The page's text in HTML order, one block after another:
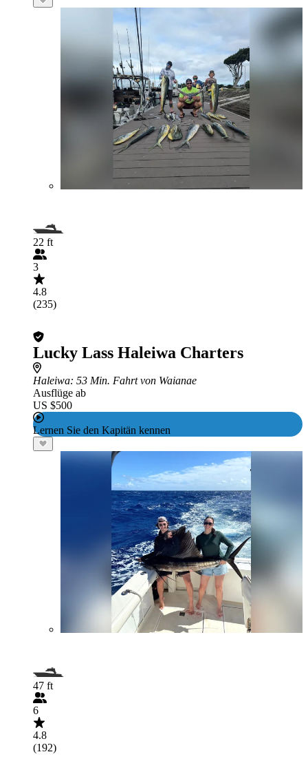
22 ft
3
4.8
(235)
Lucky Lass Haleiwa Charters
Haleiwa: 53 Min. Fahrt von Waianae
Ausflüge ab
US $500
Lernen Sie den Kapitän kennen
47 ft
6
4.8
(192)